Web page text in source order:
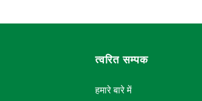
त्वरित सम्पक
हमारे बारे में